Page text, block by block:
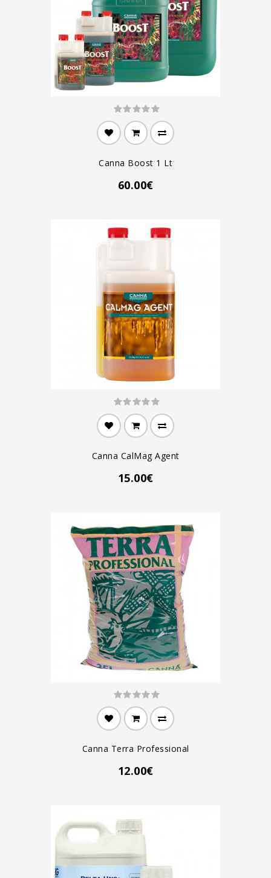
Canna Boost 1 Lt
60.00€
Canna CalMag Agent
15.00€
Canna Terra Professional
12.00€